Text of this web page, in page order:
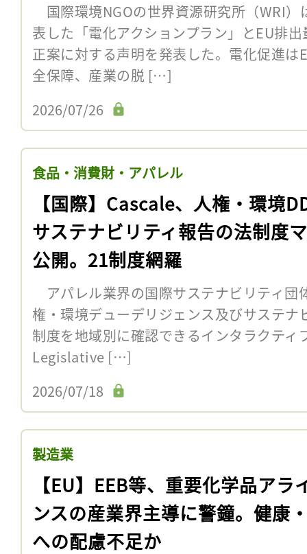
国際環境NGOの世界資源研究所（WRI）
表した「電化アクションプラン」とEU排
正案に対する声明を発表した。電化促進は
全保障、産業の脱 […]
2026/07/26
食品・消費財・アパレル
【国際】Cascale、人権・環境
サステナビリティ報告の法制度
公開。21制度網羅
アパレル業界の国際サステナビリティ団
権・環境デューデリジェンス及びサステナ
制度を地域別に確認できるインタラクテ
Legislative […]
2026/07/18
製造業
【EU】EEB等、重要化学品アラ
ンスの産業界主導に警鐘。健康
への配慮不足か